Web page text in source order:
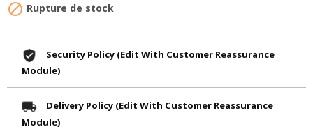
 Rupture de stock
Security Policy (edit With Customer Reassurance
Module)
Delivery Policy (edit With Customer Reassurance
Module)